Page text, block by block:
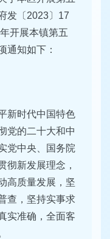
发〔2023〕17
开展本镇第五
通知如下：
新时代中国特色
党的二十大和中
党中央、国务院
彻新发展理念，
高质量发展，坚
查，坚持实事求
实准确，全面客